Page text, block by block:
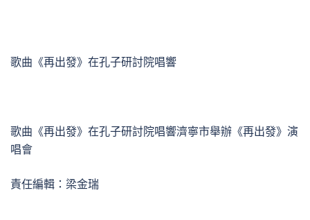
歌曲《再出發》在孔子研討院唱響
歌曲《再出發》在孔子研討院唱響濟寧市舉辦《再出發》演
唱會
責任編輯：梁金瑞